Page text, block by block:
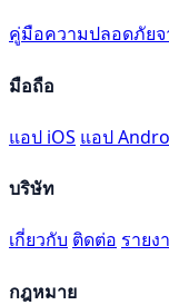
คู่มือความปลอดภัย
มือถือ
แอป iOS แอป
บริษัท
เกี่ยวกับ ติดต่อ รายง
กฎหมาย